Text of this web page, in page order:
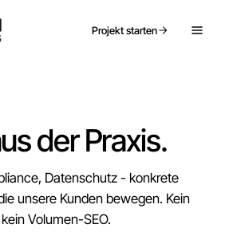
Projekt starten
der Praxis.
Datenschutz - konkrete
unsere Kunden bewegen. Kein
Volumen-SEO.